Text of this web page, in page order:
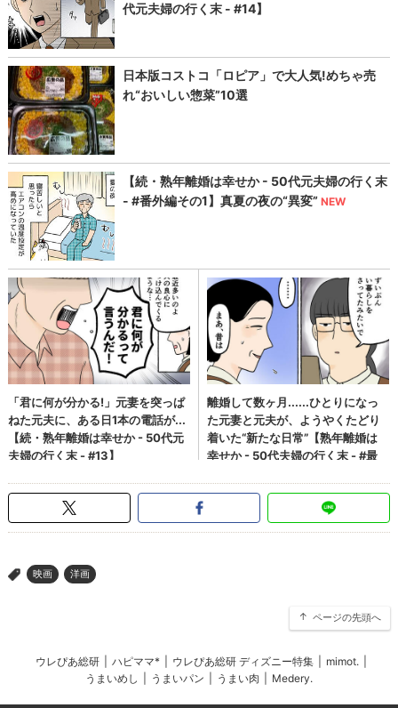
> 映画 洋画
ページの先頭へ
ウレぴあ総研 ハピママ* ウレぴあ総研 ディズニー特集 mimot.
うまいめし
うまいパン うまい肉 Medery.